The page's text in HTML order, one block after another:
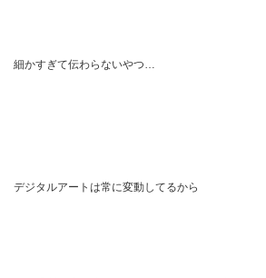
細かすぎて伝わらないやつ…
デジタルアートは常に変動してるから